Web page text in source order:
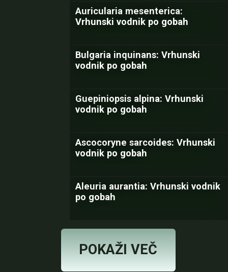
Auricularia mesenterica:
Vrhunski vodnik po gobah
Bulgaria inquinans: Vrhunski
vodnik po gobah
Guepiniopsis alpina: Vrhunski
vodnik po gobah
Ascocoryne sarcoides: Vrhunski
vodnik po gobah
Aleuria aurantia: Vrhunski vodnik
po gobah
POKAŽI VEČ